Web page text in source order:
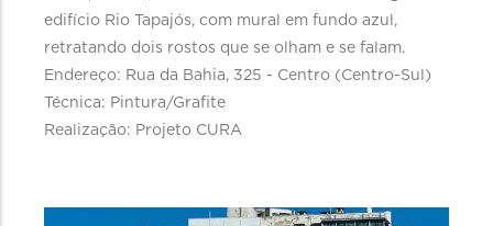
edifício Rio Tapajós, com mural em fundo azul,
retratando dois rostos que se olham e se falam.
Endereço: Rua da Bahia, 325 - Centro (Centro-Sul)
Técnica: Pintura/Grafite
Realização: Projeto CURA